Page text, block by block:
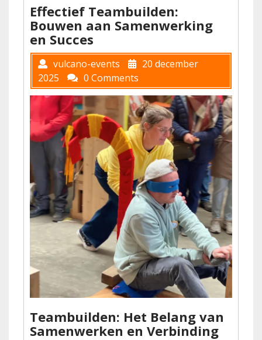
Effectief Teambuilden:
Bouwen aan Samenwerking
en Succes
vulcano-events
20 december
2025
0 Comments
Teambuilden: Het Belang van
Samenwerken en Verbinding